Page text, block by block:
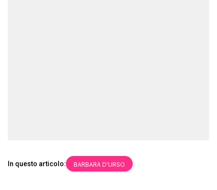
In questo articolo: BARBARA D'URSO